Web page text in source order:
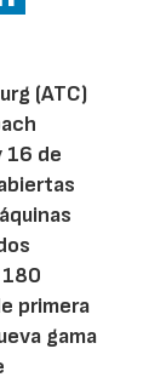
(ATC)
16 de
primera
gama